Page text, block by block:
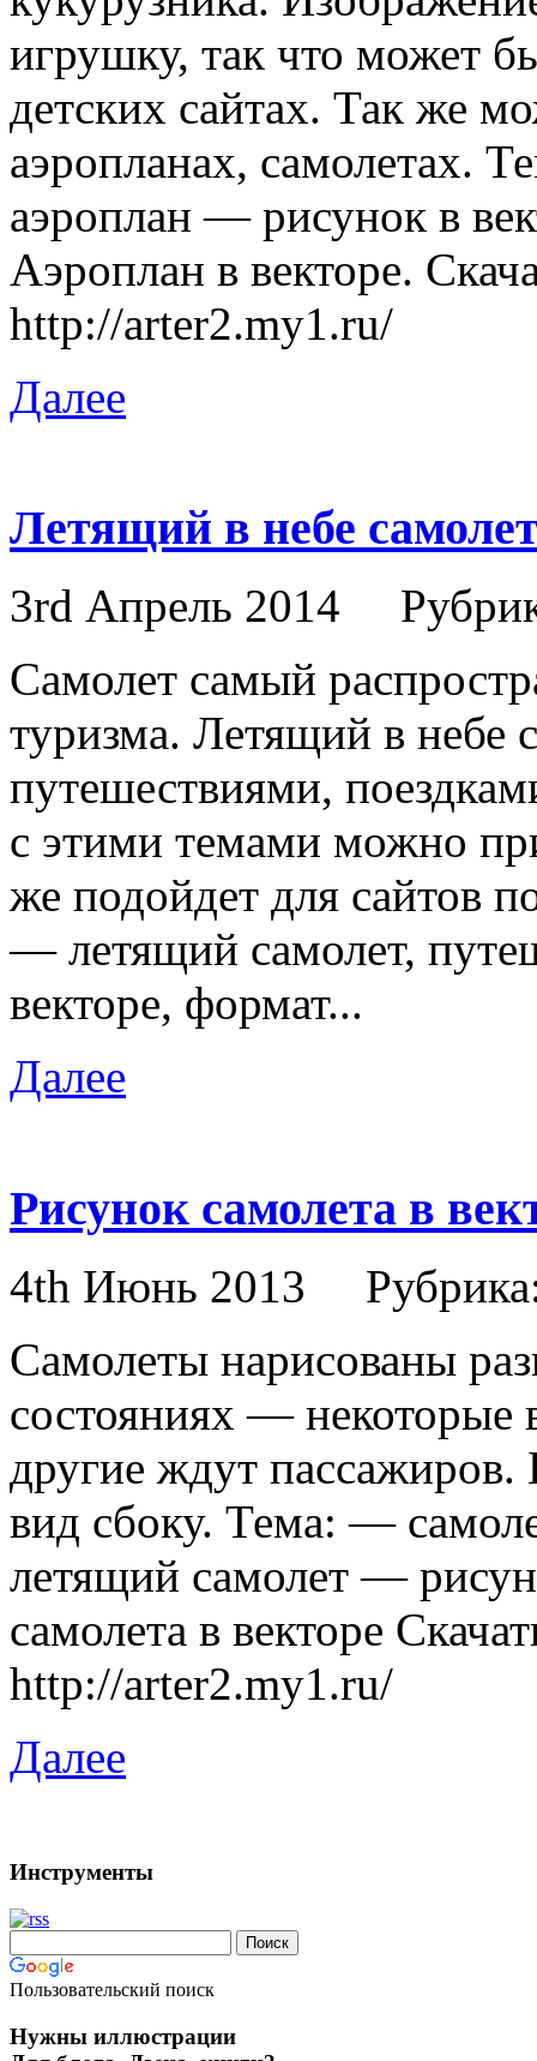
игрушку, так что может
детских сайтах. Так же
аэропланах, самолетах.
аэроплан — рисунок в
Аэроплан в векторе.
http://arter2.my1.ru/
Далее
Летящий в небе
3rd Апрель 2014
Самолет самый
туризма. Летящий в небе
путешествиями,
с этими темами можно
же подойдет для сайтов
— летящий самолет,
векторе, формат...
Далее
Рисунок самолета в
4th Июнь 2013
Самолеты нарисованы
состояниях — некоторые
другие ждут
вид сбоку. Тема: —
летящий самолет —
самолета в векторе
http://arter2.my1.ru/
Далее
Инструменты
Пользовательский поиск
Нужны иллюстрации